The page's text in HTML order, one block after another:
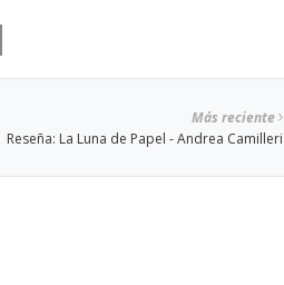
Más reciente
Reseña: La Luna de Papel - Andrea Camilleri